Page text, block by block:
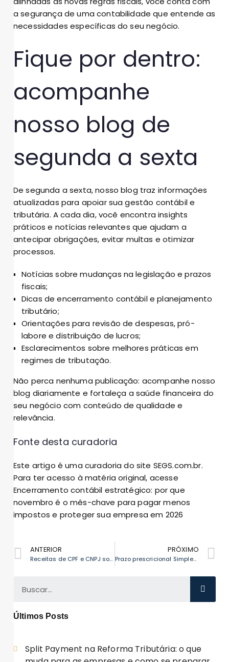
a segurança de uma contabilidade que entende as
necessidades específicas do seu negócio.
Fique por dentro:
acompanhe
nosso blog de
segunda a sexta
De segunda a sexta, nosso blog traz informações
atualizadas para apoiar sua gestão contábil e
tributária. A cada dia, você encontra insights
práticos e notícias relevantes que ajudam a
antecipar obrigações, evitar multas e otimizar
processos.
Notícias sobre mudanças na legislação e prazos
fiscais;
Dicas de encerramento contábil e planejamento
tributário;
Orientações para revisão de despesas, pró-
labore e distribuição de lucros;
Esclarecimentos sobre melhores práticas em
regimes de tributação.
Não perca nenhuma publicação: acompanhe nosso
blog diariamente e fortaleça a saúde financeira do
seu negócio com conteúdo de qualidade e
relevância.
Fonte desta curadoria
Este artigo é uma curadoria do site SEGS.com.br.
Para ter acesso à matéria original, acesse
Encerramento contábil estratégico: por que
novembro é o mês-chave para pagar menos
impostos e proteger sua empresa em 2026
ANTERIOR
Receitas de CPF e CNPJ somadas no Simples Nacional: impactos
PRÓXIMO
Prazo prescricional Simples Nacional começa com declaração mensal
Últimos Posts
Split Payment na Reforma Tributária: o que